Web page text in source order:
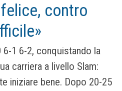
contro
1 6-2, conquistando la
carriera a livello Slam:
iniziare bene. Dopo 20-25